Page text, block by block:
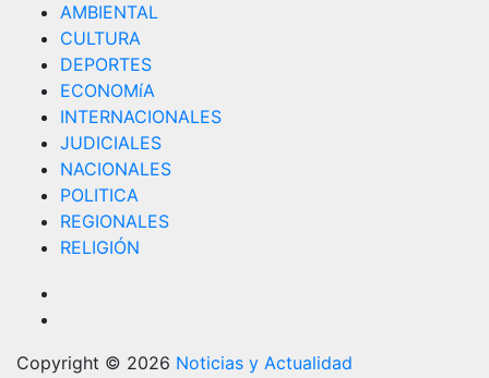
AMBIENTAL
CULTURA
DEPORTES
ECONOMíA
INTERNACIONALES
JUDICIALES
NACIONALES
POLITICA
REGIONALES
RELIGIÓN
Copyright © 2026 Noticias y Actualidad